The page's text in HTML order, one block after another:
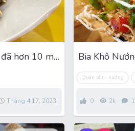
Quán ốc Bén: từ 2 món nay menu đã hơn 10 món
Tháng 4 17, 2023
Quán lẩu - nướng
0 2k 1